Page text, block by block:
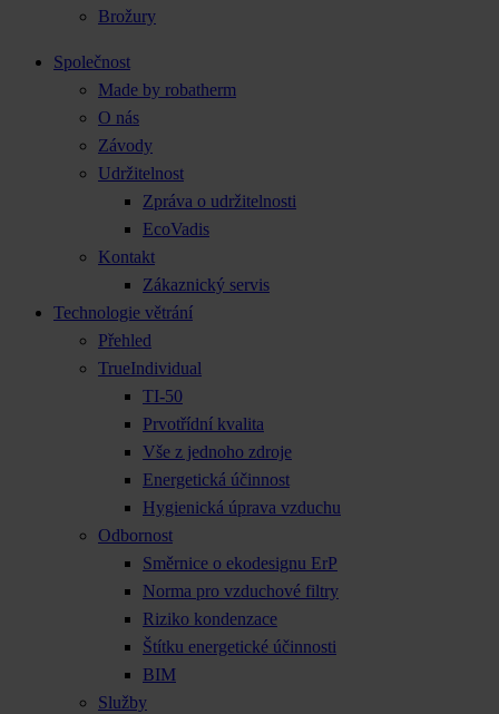
Brožury
Společnost
Made by robatherm
O nás
Závody
Udržitelnost
Zpráva o udržitelnosti
EcoVadis
Kontakt
Zákaznický servis
Technologie větrání
Přehled
TrueIndividual
TI-50
Prvotřídní kvalita
Vše z jednoho zdroje
Energetická účinnost
Hygienická úprava vzduchu
Odbornost
Směrnice o ekodesignu ErP
Norma pro vzduchové filtry
Riziko kondenzace
Štítku energetické účinnosti
BIM
Služby